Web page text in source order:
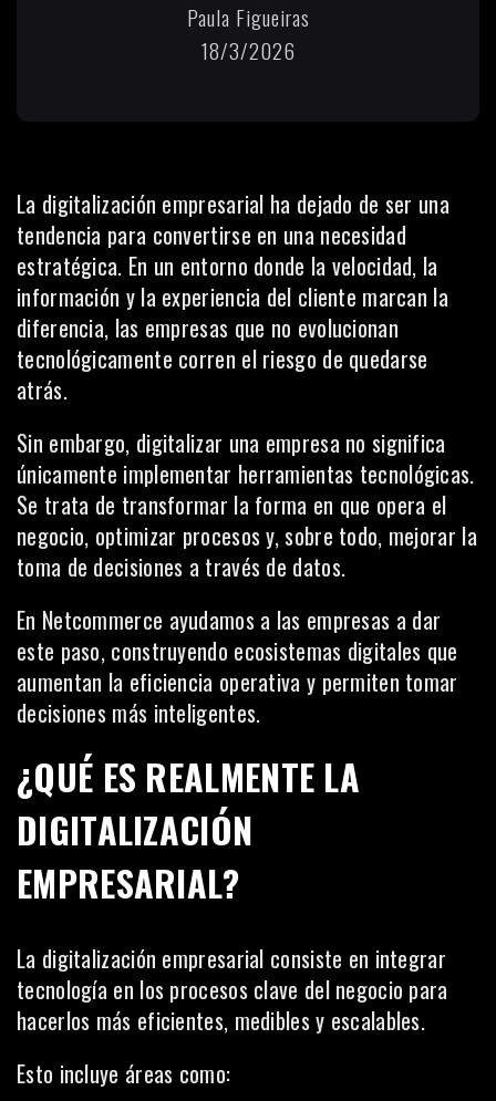
Paula Figueiras
18/3/2026
La digitalización empresarial ha dejado de ser una
tendencia para convertirse en una necesidad
estratégica. En un entorno donde la velocidad, la
información y la experiencia del cliente marcan la
diferencia, las empresas que no evolucionan
tecnológicamente corren el riesgo de quedarse
atrás.
Sin embargo, digitalizar una empresa no significa
únicamente implementar herramientas tecnológicas.
Se trata de transformar la forma en que opera el
negocio, optimizar procesos y, sobre todo, mejorar la
toma de decisiones a través de datos.
En Netcommerce ayudamos a las empresas a dar
este paso, construyendo ecosistemas digitales que
aumentan la eficiencia operativa y permiten tomar
decisiones más inteligentes.
¿QUÉ ES REALMENTE LA
DIGITALIZACIÓN
EMPRESARIAL?
La digitalización empresarial consiste en integrar
tecnología en los procesos clave del negocio para
hacerlos más eficientes, medibles y escalables.
Esto incluye áreas como: